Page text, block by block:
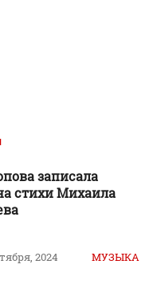
записала
стихи Михаила
2024 МУЗЫКА